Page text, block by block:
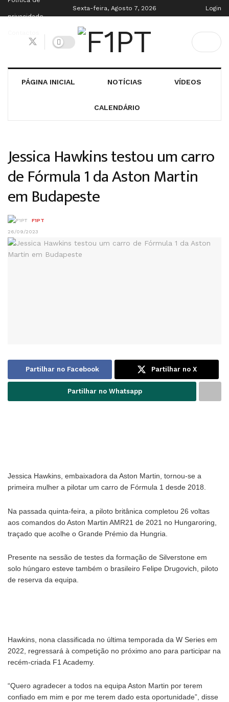
privacidade
Sexta-feira, Agosto 7, 2026 Login
PÁGINA INICIAL NOTÍCIAS VÍDEOS
CALENDÁRIO
Jessica Hawkins testou um carro
de Fórmula 1 da Aston Martin
em Budapeste
F1PT
26/09/2023
Partilhar no Facebook Partilhar no X
Partilhar no Whatsapp
Jessica Hawkins, embaixadora da Aston Martin, tornou-se a
primeira mulher a pilotar um carro de Fórmula 1 desde 2018.
Na passada quinta-feira, a piloto britânica completou 26 voltas
aos comandos do Aston Martin AMR21 de 2021 no Hungaroring,
traçado que acolhe o Grande Prémio da Hungria.
Presente na sessão de testes da formação de Silverstone em
solo húngaro esteve também o brasileiro Felipe Drugovich, piloto
de reserva da equipa.
Hawkins, nona classificada no última temporada da W Series em
2022, regressará à competição no próximo ano para participar na
recém-criada F1 Academy.
“Quero agradecer a todos na equipa Aston Martin por terem
confiado em mim e por me terem dado esta oportunidade”, disse